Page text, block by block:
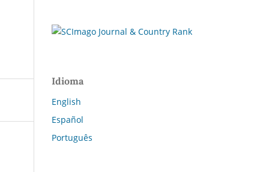
Idioma
English
Español
Português